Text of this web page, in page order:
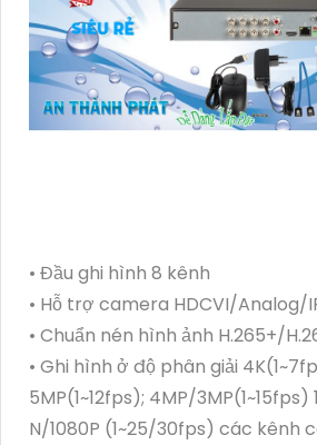
• Đầu ghi hình 8 kênh
• Hỗ trợ camera HDCVI/Analog/
• Chuẩn nén hình ảnh H.265+/
• Ghi hình ở độ phân giải
5MP(1~12fps); 4MP/3MP(1~15fps)
N/1080P (1~25/30fps) các kênh